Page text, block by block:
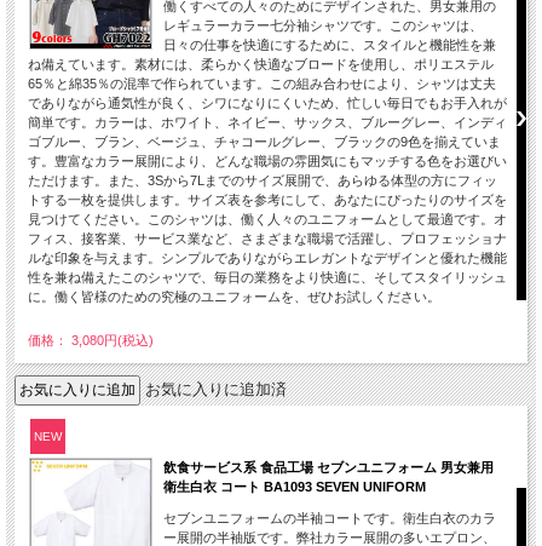
働くすべての人々のためにデザインされた、男女兼用の
レギュラーカラー七分袖シャツです。このシャツは、
日々の仕事を快適にするために、スタイルと機能性を兼
ね備えています。素材には、柔らかく快適なブロードを使用し、ポリエステル
65％と綿35％の混率で作られています。この組み合わせにより、シャツは丈夫
でありながら通気性が良く、シワになりにくいため、忙しい毎日でもお手入れが
簡単です。カラーは、ホワイト、ネイビー、サックス、ブルーグレー、インディ
ゴブルー、ブラン、ベージュ、チャコールグレー、ブラックの9色を揃えていま
す。豊富なカラー展開により、どんな職場の雰囲気にもマッチする色をお選びい
ただけます。また、3Sから7Lまでのサイズ展開で、あらゆる体型の方にフィッ
トする一枚を提供します。サイズ表を参考にして、あなたにぴったりのサイズを
見つけてください。このシャツは、働く人々のユニフォームとして最適です。オ
フィス、接客業、サービス業など、さまざまな職場で活躍し、プロフェッショナ
ルな印象を与えます。シンプルでありながらエレガントなデザインと優れた機能
性を兼ね備えたこのシャツで、毎日の業務をより快適に、そしてスタイリッシュ
に。働く皆様のための究極のユニフォームを、ぜひお試しください。
価格： 3,080円(税込)
お気に入りに追加済
NEW
飲食サービス系 食品工場 セブンユニフォーム 男女兼用
衛生白衣 コート BA1093 SEVEN UNIFORM
セブンユニフォームの半袖コートです。衛生白衣のカラ
ー展開の半袖版です。弊社カラー展開の多いエプロン、